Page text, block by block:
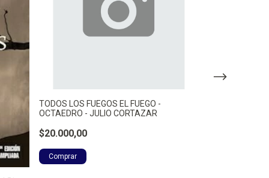
TODOS LOS FUEGOS EL FUEGO -
OCTAEDRO - JULIO CORTAZAR
$20.000,00